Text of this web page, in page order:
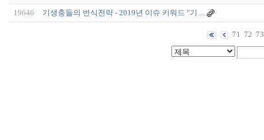
19646 기생충들의 번식전략 - 2019년 이슈 키워드 "기…
71 72 73